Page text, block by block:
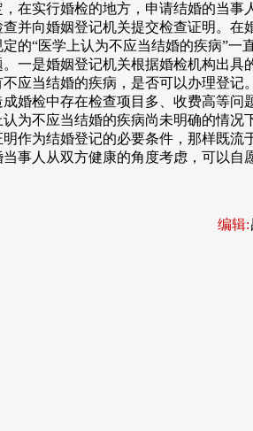
实行婚检的地方，申请结婚的当事
并向婚姻登记机关提交检查证明。在
的“医学上认为不应当结婚的疾病”一
一是婚姻登记机关根据婚检机构出具
应当结婚的疾病，是否可以办理登记
婚检中存在检查项目多、收费高等问
为不应当结婚的疾病尚未明确的情况
作为结婚登记的必要条件，那样既流
事人从双方健康的角度考虑，可以自
编辑: